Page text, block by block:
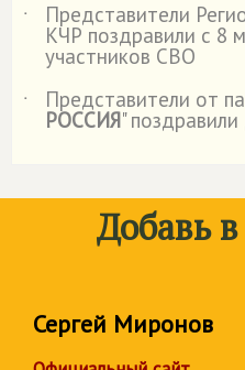
˙
Представители
КЧР поздравили с 8
участников СВО
˙
Представители от
РОССИЯ"
Добавь
Сергей Миронов